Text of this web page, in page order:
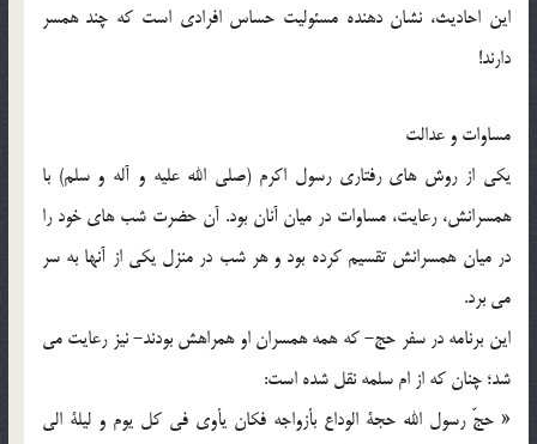
این احادیث، نشان دهنده مسئولیت حساس افرادی است که چند همسر
دارند!
مساوات و عدالت
یکی از روش های رفتاری رسول اکرم (صلی الله علیه و آله و سلم) با
همسرانش، رعایت، مساوات در میان آنان بود. آن حضرت شب های خود را
در میان همسرانش تقسیم کرده بود و هر شب در منزل یکی از آنها به سر
می برد.
این برنامه در سفر حج- که همه همسران او همراهش بودند- نیز رعایت می
شد؛ چنان که از ام سلمه نقل شده است:
« حجّ‌ رسول الله حجة الوداع بأزواجه فکان یأوی فی کل یوم و لیلة الی